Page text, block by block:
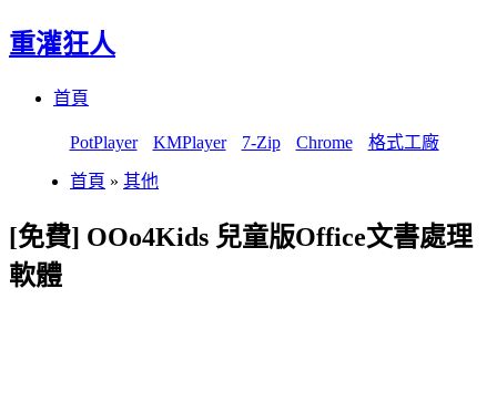
重灌狂人
首頁
PotPlayer KMPlayer 7-Zip Chrome 格式工廠
首頁 » 其他
[免費] OOo4Kids 兒童版Office文書處理
軟體